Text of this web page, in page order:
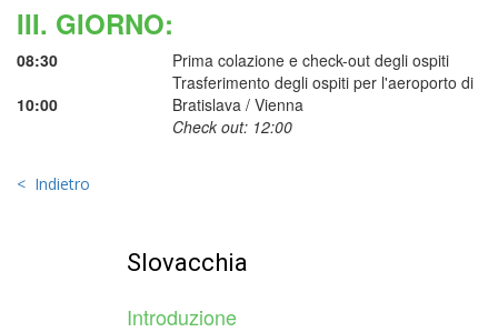
III. GIORNO:
08:30
Prima colazione e check-out degli ospiti
10:00
Trasferimento degli ospiti per l'aeroporto di
Bratislava / Vienna
Check out: 12:00
< Indietro
Slovacchia
Introduzione